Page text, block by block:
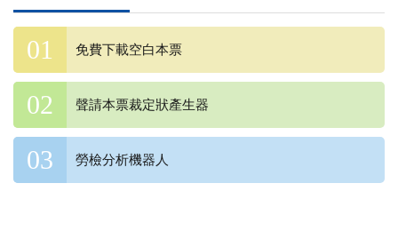
免費下載空白本票
聲請本票裁定狀產生器
勞檢分析機器人